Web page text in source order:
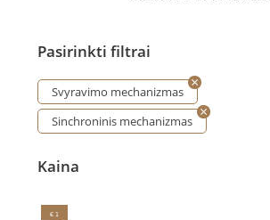
Pasirinkti filtrai
Svyravimo mechanizmas
Sinchroninis mechanizmas
Kaina
€ 1